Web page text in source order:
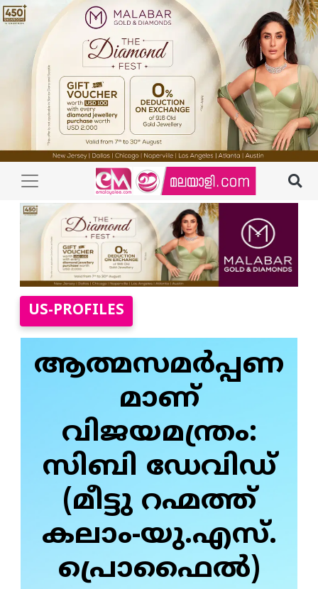
US-PROFILES
ആത്മസമർപ്പണ
മാണ്
വിജയമന്ത്രം:
സിബി ഡേവിഡ്
(മീട്ടു റഹ്മത്ത്
കലാം-യു.എസ്.
പ്രൊഫൈൽ)